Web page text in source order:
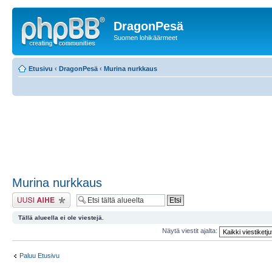
DragonPesä
Suomen lohikäärmeet
Etusivu ‹ DragonPesä ‹ Murina nurkkaus
Murina nurkkaus
Lähetä uusi viesti
Tällä alueella ei ole viestejä.
Näytä viestit ajalta:
Paluu Etusivu